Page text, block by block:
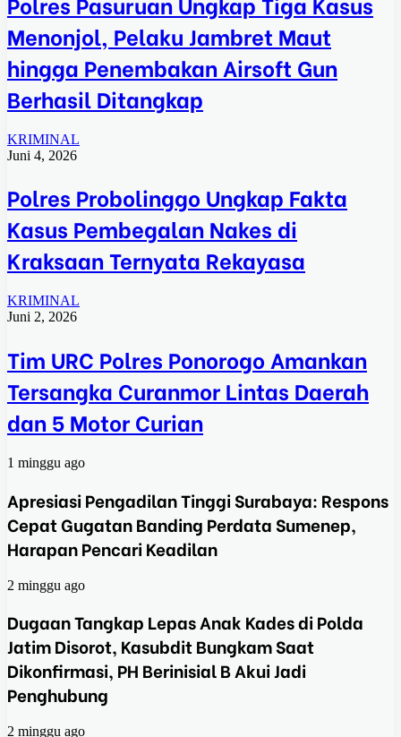
Menonjol, Pelaku Jambret Maut
hingga Penembakan Airsoft Gun
Berhasil Ditangkap
KRIMINAL
Juni 4, 2026
Polres Probolinggo Ungkap Fakta
Kasus Pembegalan Nakes di
Kraksaan Ternyata Rekayasa
KRIMINAL
Juni 2, 2026
Tim URC Polres Ponorogo Amankan
Tersangka Curanmor Lintas Daerah
dan 5 Motor Curian
1 minggu ago
Apresiasi Pengadilan Tinggi Surabaya: Respons
Cepat Gugatan Banding Perdata Sumenep,
Harapan Pencari Keadilan
2 minggu ago
Dugaan Tangkap Lepas Anak Kades di Polda
Jatim Disorot, Kasubdit Bungkam Saat
Dikonfirmasi, PH Berinisial B Akui Jadi
Penghubung
2 minggu ago